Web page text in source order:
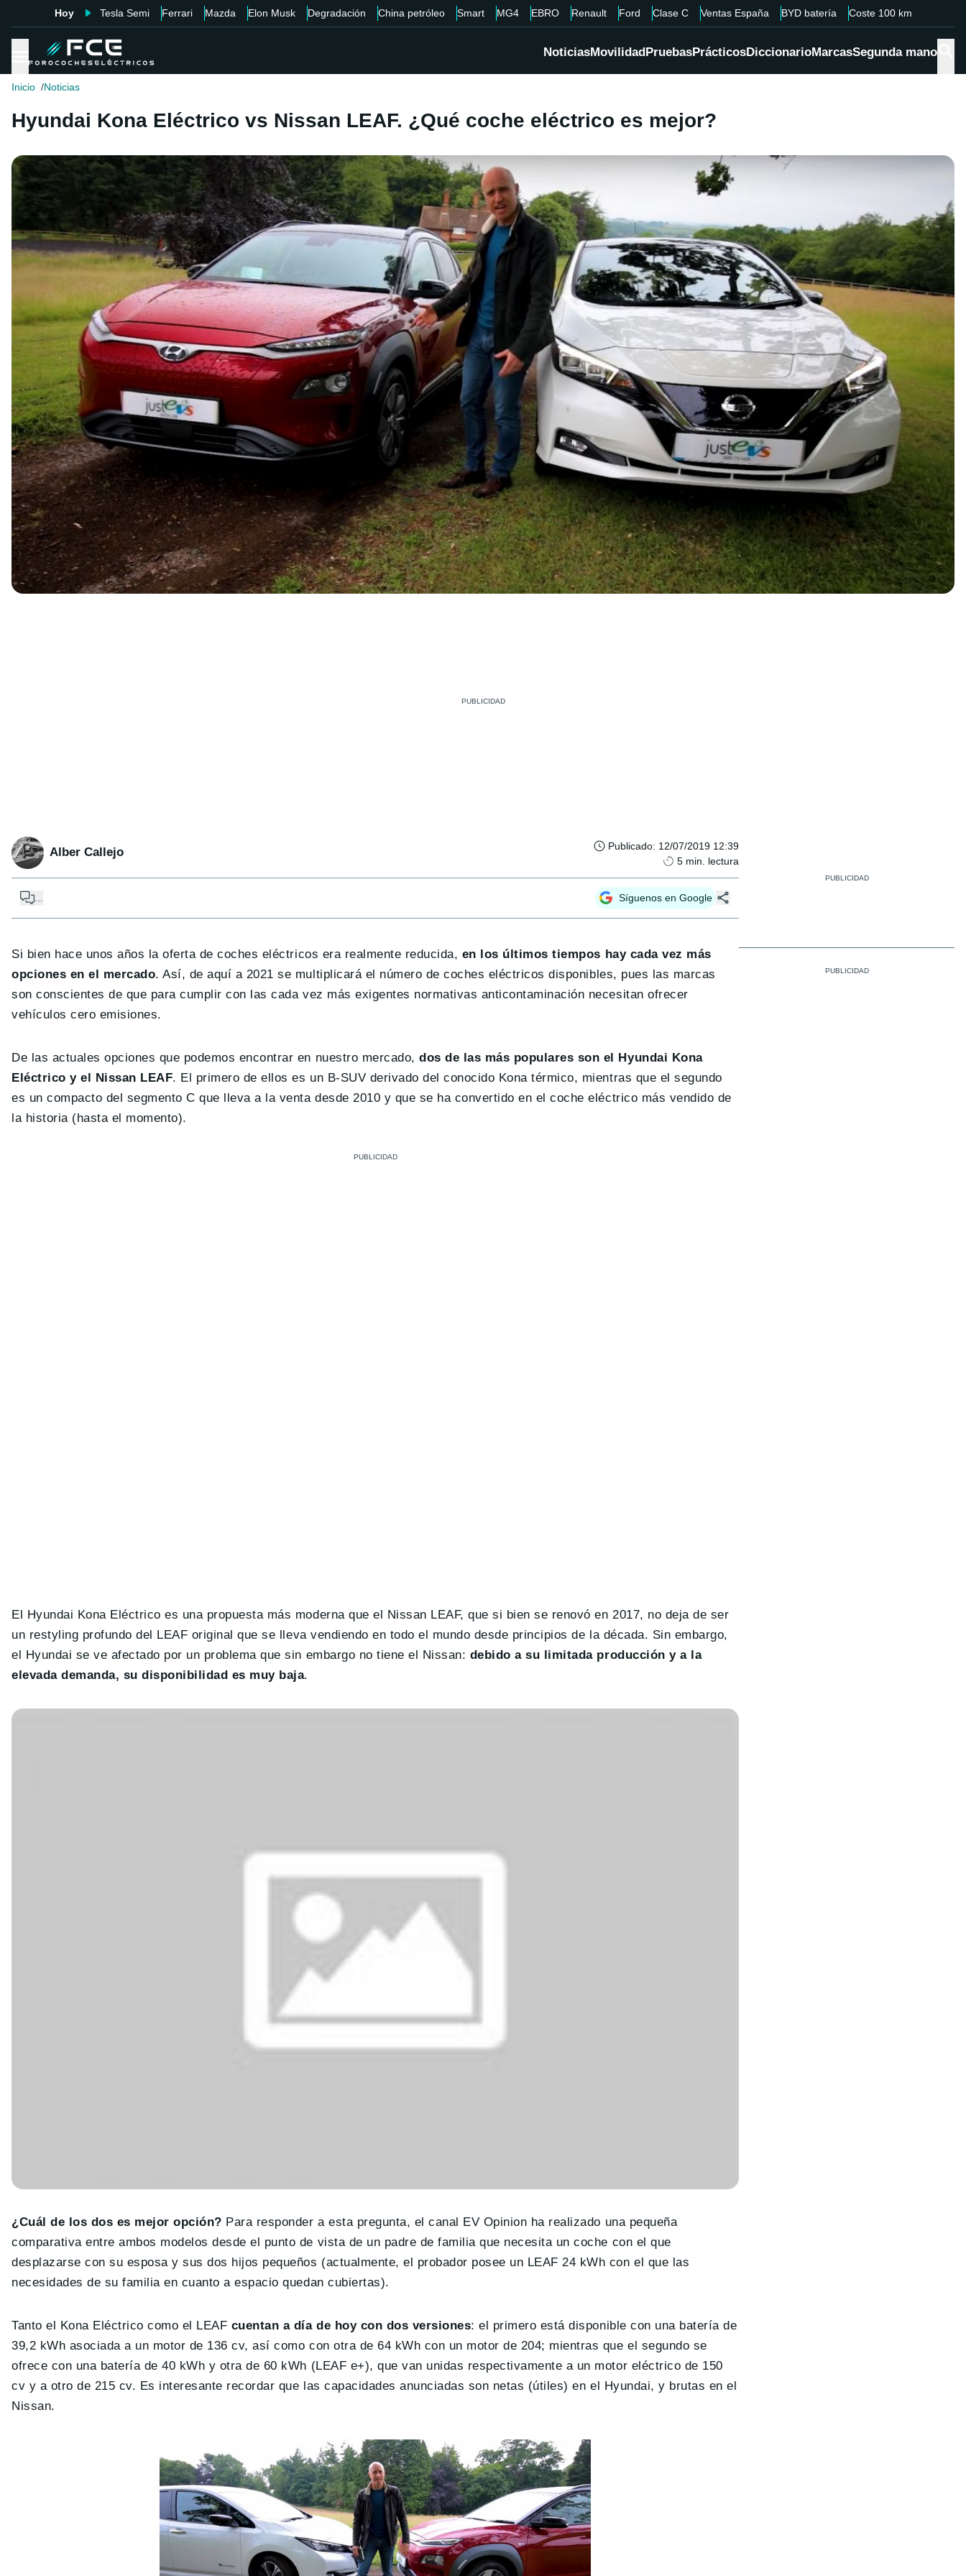
Hoy Tesla Semi Ferrari Mazda Elon Musk Degradación China petróleo Smart MG4 EBRO Renault Ford Clase C Ventas España BYD batería Coste 100 km
NoticiasMovilidadPruebasPrácticosDiccionarioMarcasSegunda mano
Inicio Noticias
Hyundai Kona Eléctrico vs Nissan LEAF. ¿Qué coche eléctrico es mejor?
Alber Callejo Publicado: 12/07/2019 12:39
5 min. lectura
Síguenos en Google
Si bien hace unos años la oferta de coches eléctricos era realmente reducida, en los últimos tiempos hay cada vez más
opciones en el mercado. Así, de aquí a 2021 se multiplicará el número de coches eléctricos disponibles, pues las marcas
son conscientes de que para cumplir con las cada vez más exigentes normativas anticontaminación necesitan ofrecer
vehículos cero emisiones.
De las actuales opciones que podemos encontrar en nuestro mercado,dos de las más populares son el Hyundai Kona
Eléctrico y el Nissan LEAF. El primero de ellos es un B-SUV derivado del conocido Kona térmico, mientras que el segundo
es un compacto del segmento C que lleva a la venta desde 2010 y que se ha convertido en el coche eléctrico más vendido de
la historia (hasta el momento).
El Hyundai Kona Eléctrico es una propuesta más moderna que el Nissan LEAF, que si bien se renovó en 2017, no deja de ser
un restyling profundo del LEAF original que se lleva vendiendo en todo el mundo desde principios de la década. Sin embargo,
el Hyundai se ve afectado por un problema que sin embargo no tiene el Nissan: debido a su limitada producción y a la
elevada demanda, su disponibilidad es muy baja.
¿Cuál de los dos es mejor opción? Para responder a esta pregunta, el canal EV Opinion ha realizado una pequeña
comparativa entre ambos modelos desde el punto de vista de un padre de familia que necesita un coche con el que
desplazarse con su esposa y sus dos hijos pequeños (actualmente, el probador posee un LEAF 24 kWh con el que las
necesidades de su familia en cuanto a espacio quedan cubiertas).
Tanto el Kona Eléctrico como el LEAF cuentan a día de hoy con dos versiones: el primero está disponible con una batería de
39,2 kWh asociada a un motor de 136 cv, así como con otra de 64 kWh con un motor de 204; mientras que el segundo se
ofrece con una batería de 40 kWh y otra de 60 kWh (LEAF e+), que van unidas respectivamente a un motor eléctrico de 150
cv y a otro de 215 cv. Es interesante recordar que las capacidades anunciadas son netas (útiles) en el Hyundai, y brutas en el
Nissan.